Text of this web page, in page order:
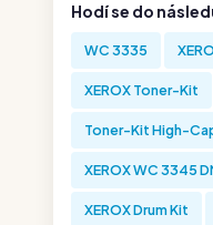
Hodí se do
WC 3335
XEROX Toner-Kit
Toner-Kit High-
XEROX WC 3345
XEROX Drum Kit